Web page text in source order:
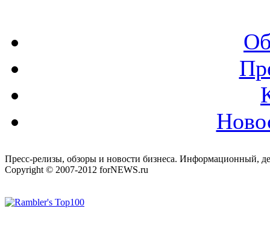
Пресс-релизы, обзоры и новости бизнеса. Информационный,
Copyright © 2007-2012 forNEWS.ru